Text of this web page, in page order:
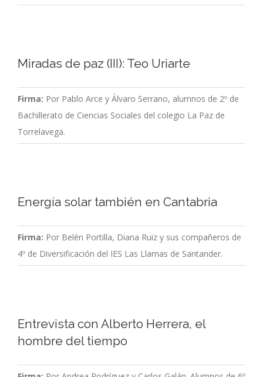
Miradas de paz (III): Teo Uriarte
Firma: Por Pablo Arce y Álvaro Serrano, alumnos de 2º de
Bachillerato de Ciencias Sociales del colegio La Paz de
Torrelavega.
Energía solar también en Cantabria
Firma: Por Belén Portilla, Diana Ruiz y sus compañeros de
4º de Diversificación del IES Las Llamas de Santander.
Entrevista con Alberto Herrera, el
hombre del tiempo